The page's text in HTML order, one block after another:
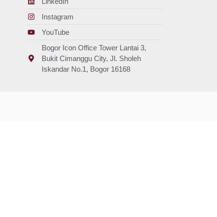
Instagram
YouTube
Bogor Icon Office Tower Lantai 3,
Bukit Cimanggu City, Jl. Sholeh
Iskandar No.1, Bogor 16168